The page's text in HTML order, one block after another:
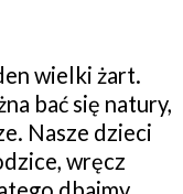
wielki żart.
bać się natury,
Nasze dzieci
wręcz